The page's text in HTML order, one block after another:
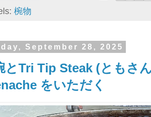
椀物
September 28, 2025
とTri Tip Steak (ともさ
をいただく